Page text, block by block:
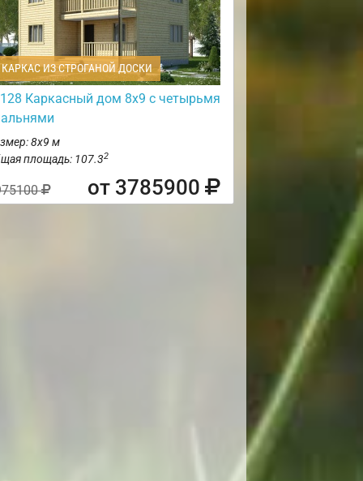
ИЗ СТРОГАНОЙ ДОСКИ
Каркасный дом 8х9 с четырьмя
8х9 м
площадь: 107.32
от 3785900